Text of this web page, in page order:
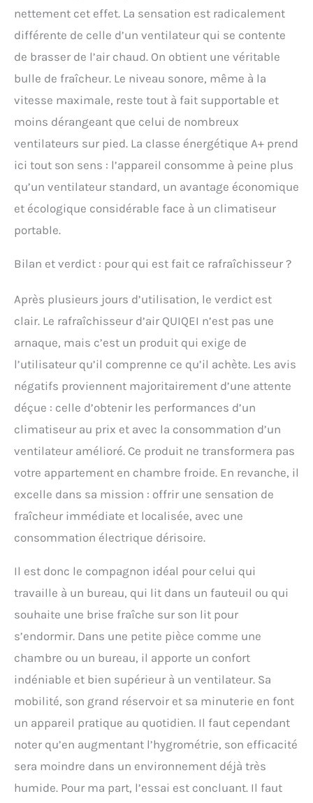
nettement cet effet. La sensation est radicalement
différente de celle d’un ventilateur qui se contente
de brasser de l’air chaud. On obtient une véritable
bulle de fraîcheur. Le niveau sonore, même à la
vitesse maximale, reste tout à fait supportable et
moins dérangeant que celui de nombreux
ventilateurs sur pied. La classe énergétique A+ prend
ici tout son sens : l’appareil consomme à peine plus
qu’un ventilateur standard, un avantage économique
et écologique considérable face à un climatiseur
portable.
Bilan et verdict : pour qui est fait ce rafraîchisseur ?
Après plusieurs jours d’utilisation, le verdict est
clair. Le rafraîchisseur d’air QUIQEI n’est pas une
arnaque, mais c’est un produit qui exige de
l’utilisateur qu’il comprenne ce qu’il achète. Les avis
négatifs proviennent majoritairement d’une attente
déçue : celle d’obtenir les performances d’un
climatiseur au prix et avec la consommation d’un
ventilateur amélioré. Ce produit ne transformera pas
votre appartement en chambre froide. En revanche, il
excelle dans sa mission : offrir une sensation de
fraîcheur immédiate et localisée, avec une
consommation électrique dérisoire.
Il est donc le compagnon idéal pour celui qui
travaille à un bureau, qui lit dans un fauteuil ou qui
souhaite une brise fraîche sur son lit pour
s’endormir. Dans une petite pièce comme une
chambre ou un bureau, il apporte un confort
indéniable et bien supérieur à un ventilateur. Sa
mobilité, son grand réservoir et sa minuterie en font
un appareil pratique au quotidien. Il faut cependant
noter qu’en augmentant l’hygrométrie, son efficacité
sera moindre dans un environnement déjà très
humide. Pour ma part, l’essai est concluant. Il faut